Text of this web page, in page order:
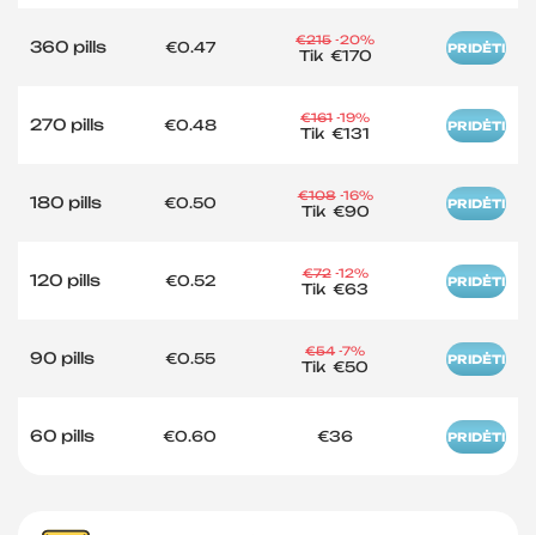
360 pills €0.47 €215 -20%
Tik €170 PRIDĖTI
270 pills €0.48 €161 -19%
Tik€131 PRIDĖTI
180 pills €0.50 €108 -16%
Tik €90 PRIDĖTI
120 pills €0.52 €72 -12%
Tik€63 PRIDĖTI
90 pills €0.55 €54 -7%
Tik€50 PRIDĖTI
60 pills €0.60 €36 PRIDĖTI